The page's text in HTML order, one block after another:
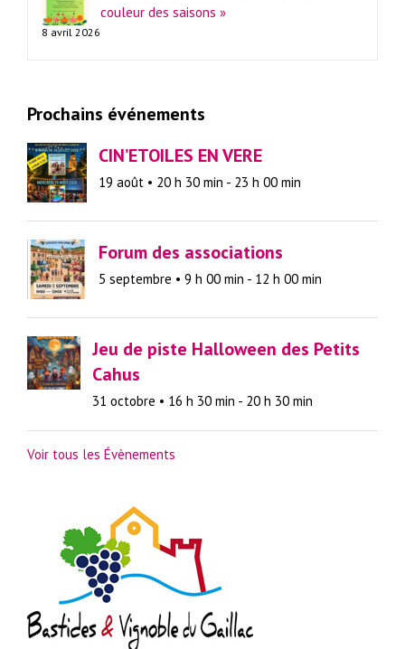
couleur des saisons »
8 avril 2026
Prochains événements
CIN’ETOILES EN VERE
19 août • 20 h 30 min - 23 h 00 min
Forum des associations
5 septembre • 9 h 00 min - 12 h 00 min
Jeu de piste Halloween des Petits
Cahus
31 octobre • 16 h 30 min - 20 h 30 min
Voir tous les Évènements